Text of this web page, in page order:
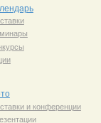
и конференции